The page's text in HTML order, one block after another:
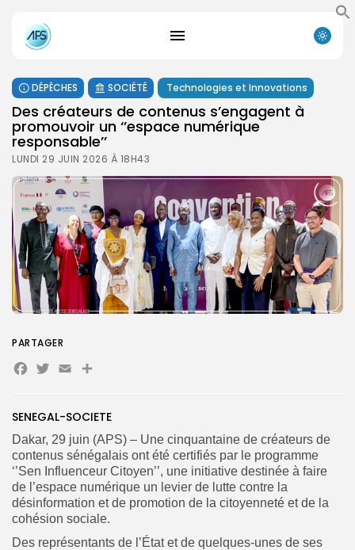
Search
for:
Search
Button
FR
DÉPÊCHES SOCIÉTÉ Technologies et Innovations
Des créateurs de contenus s’engagent à
promouvoir un ‘’espace numérique
responsable’’
LUNDI 29 JUIN 2026 À 18H43
SENEGAL-SOCIETE
Dakar, 29 juin (APS) – Une cinquantaine de créateurs de
contenus sénégalais ont été certifiés par le programme
‘’Sen Influenceur Citoyen’’, une initiative destinée à faire
de l’espace numérique un levier de lutte contre la
désinformation et de promotion de la citoyenneté et de la
cohésion sociale.
Des représentants de l’État et de quelques-unes de ses
PARTAGER
Facebook
Twitter
EmailPartager